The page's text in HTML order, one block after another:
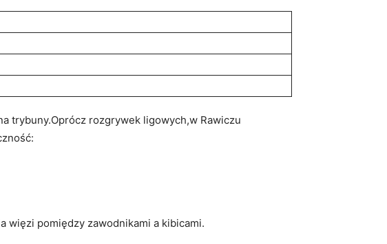
trybuny.Oprócz rozgrywek ligowych,w Rawiczu
więzi pomiędzy zawodnikami a kibicami.